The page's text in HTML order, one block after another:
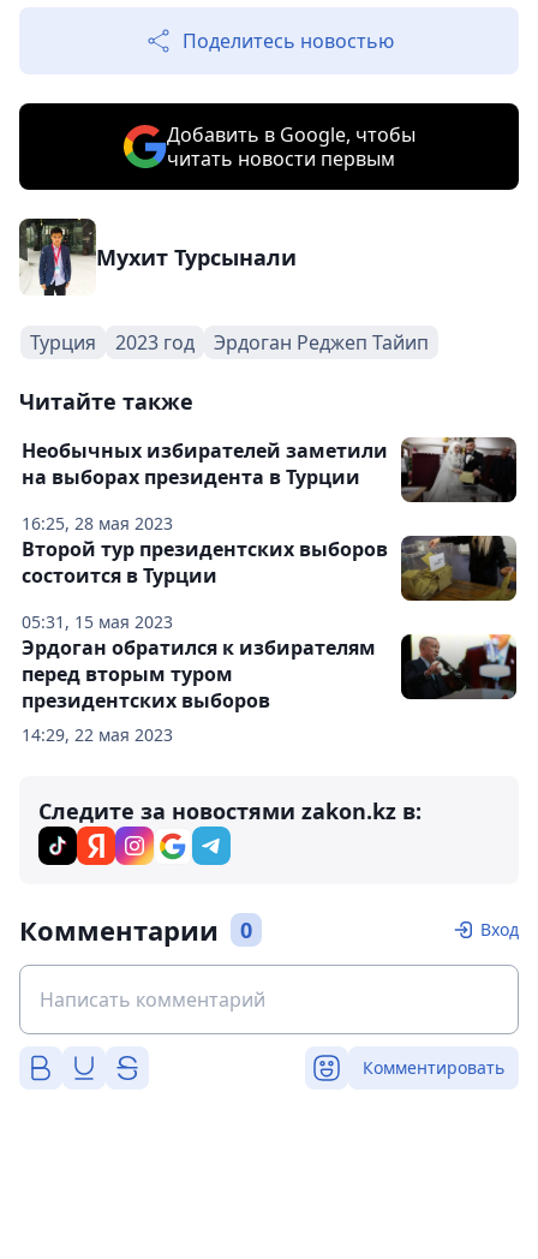
Поделитесь новостью
Добавить в Google, чтобы
читать новости первым
Мухит Турсынали
Турция 2023 год Эрдоган Реджеп Тайип
Читайте также
16:25, 28 мая 2023
Необычных избирателей заметили
на выборах президента в Турции
05:31, 15 мая 2023
Второй тур президентских выборов
состоится в Турции
14:29, 22 мая 2023
Эрдоган обратился к избирателям
перед вторым туром
президентских выборов
Следите за новостями zakon.kz в:
Комментарии 0 Вход
Комментировать